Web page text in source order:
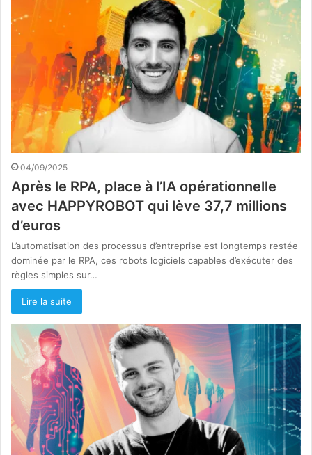
04/09/2025
Après le RPA, place à l’IA opérationnelle
avec HAPPYROBOT qui lève 37,7 millions
d’euros
L’automatisation des processus d’entreprise est longtemps restée
dominée par le RPA, ces robots logiciels capables d’exécuter des
règles simples sur…
Lire la suite